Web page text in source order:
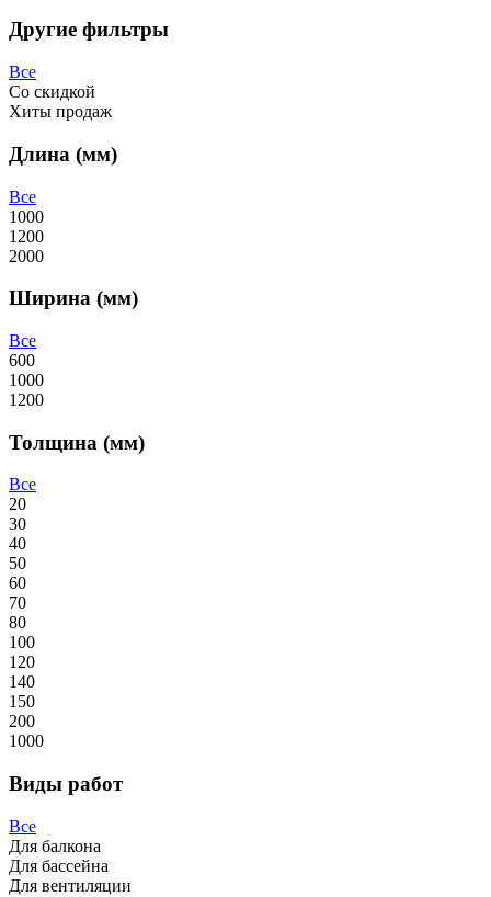
Другие фильтры
Все
Со скидкой
Хиты продаж
Длина (мм)
Все
1000
1200
2000
Ширина (мм)
Все
600
1000
1200
Толщина (мм)
Все
20
30
40
50
60
70
80
100
120
140
150
200
1000
Виды работ
Все
Для балкона
Для бассейна
Для вентиляции